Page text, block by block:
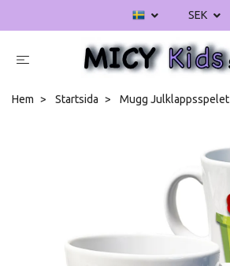
SEK
Hem Startsida Mugg Julklappsspelet